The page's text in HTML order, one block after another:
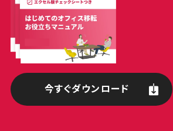
今すぐダウンロード